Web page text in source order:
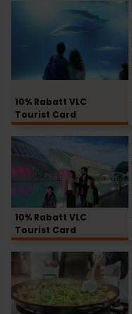
10% Rabatt VLC
Tourist Card
Eintrittskarten
Oceanogràfic
das
Wissenschaftsmuseum
10% Rabatt VLC
Tourist Card
Eintrittskarten
für
Wissenschaftsmuseum
und
Hemisfèric
Erleben
Sie
das
Paella